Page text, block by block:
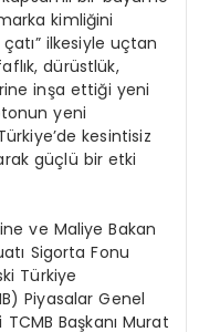
kimliğini
ilkesiyle uçtan
dürüstlük,
inşa ettiği yeni
yeni
kesintisiz
güçlü bir etki
ve Maliye Bakan
Sigorta Fonu
Türkiye
Piyasalar Genel
TCMB Başkanı Murat